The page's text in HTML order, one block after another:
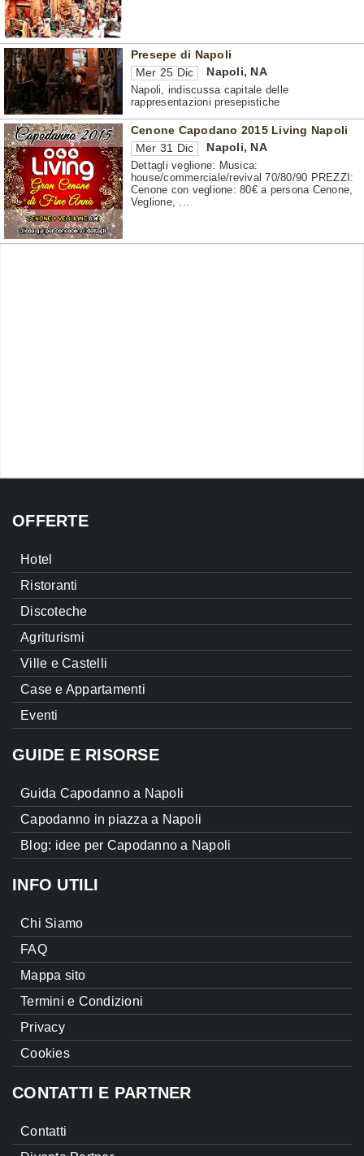
Presepe di Napoli
Mer 25 Dic Napoli, NA
Napoli, indiscussa capitale delle
rappresentazioni presepistiche
Cenone Capodano 2015 Living Napoli
Mer 31 Dic Napoli, NA
Dettagli veglione: Musica:
house/commerciale/revival 70/80/90 PREZZI:
Cenone con veglione: 80€ a persona Cenone,
Veglione, ...
OFFERTE
Hotel
Ristoranti
Discoteche
Agriturismi
Ville e Castelli
Case e Appartamenti
Eventi
GUIDE E RISORSE
Guida Capodanno a Napoli
Capodanno in piazza a Napoli
Blog: idee per Capodanno a Napoli
INFO UTILI
Chi Siamo
FAQ
Mappa sito
Termini e Condizioni
Privacy
Cookies
CONTATTI E PARTNER
Contatti